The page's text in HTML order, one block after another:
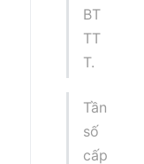
BT
TT
T.
Tần
số
cấp